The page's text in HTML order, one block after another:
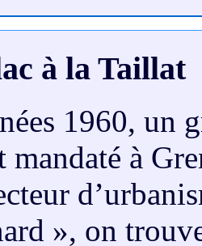
à la Taillat
1960, un
mandaté à
», on